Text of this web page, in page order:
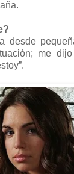
desde
me